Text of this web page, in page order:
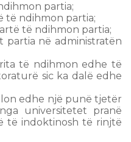
partia;
të ndihmon partia;
të ndihmon partia;
në administratën
të ndihmon edhe të
sic ka dalë edhe
edhe një punë tjetër
universitetet pranë
të indoktinosh të rinjtë